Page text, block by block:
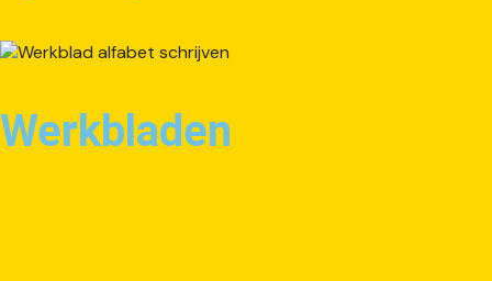
Werkbladen